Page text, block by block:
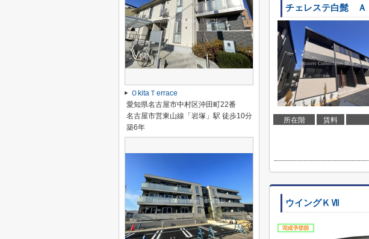
チェレステ白髭 Ａ
所在階 賃料
ウイングＫⅦ
ＯkitaＴerrace
愛知県名古屋市中村区沖田町22番
名古屋市営東山線「岩塚」駅 徒歩10分
築6年